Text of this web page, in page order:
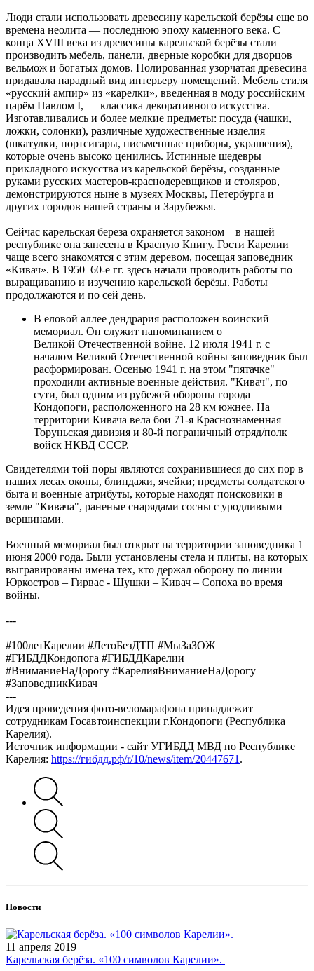
Люди стали использовать древесину карельской берёзы еще во
времена неолита — последнюю эпоху каменного века. С
конца ХVIII века из древесины карельской берёзы стали
производить мебель, панели, дверные коробки для дворцов
вельмож и богатых домов. Полированная узорчатая древесина
придавала парадный вид интерьеру помещений. Мебель стиля
«русский ампир» из «карелки», введенная в моду российским
царём Павлом I, — классика декоративного искусства.
Изготавливались и более мелкие предметы: посуда (чашки,
ложки, солонки), различные художественные изделия
(шкатулки, портсигары, письменные приборы, украшения),
которые очень высоко ценились. Истинные шедевры
прикладного искусства из карельской берёзы, созданные
руками русских мастеров-краснодеревщиков и столяров,
демонстрируются ныне в музеях Москвы, Петербурга и
других городов нашей страны и Зарубежья.
Сейчас карельская береза охраняется законом – в нашей
республике она занесена в Красную Книгу. Гости Карелии
чаще всего знакомятся с этим деревом, посещая заповедник
«Кивач». В 1950–60-е гг. здесь начали проводить работы по
выращиванию и изучению карельской берёзы. Работы
продолжаются и по сей день.
В еловой аллее дендрария расположен воинский
мемориал. Он служит напоминанием о
Великой Отечественной войне. 12 июля 1941 г. с
началом Великой Отечественной войны заповедник был
расформирован. Осенью 1941 г. на этом "пятачке"
проходили активные военные действия. "Кивач", по
сути, был одним из рубежей обороны города
Кондопоги, расположенного на 28 км южнее. На
территории Кивача вела бои 71-я Краснознаменная
Торуньская дивизия и 80-й пограничный отряд/полк
войск НКВД СССР.
Свидетелями той поры являются сохранившиеся до сих пор в
наших лесах окопы, блиндажи, ячейки; предметы солдатского
быта и военные атрибуты, которые находят поисковики в
земле "Кивача", раненые снарядами сосны с уродливыми
вершинами.
Военный мемориал был открыт на территории заповедника 1
июня 2000 года. Были установлены стела и плиты, на которых
выгравированы имена тех, кто держал оборону по линии
Юркостров – Гирвас - Шушки – Кивач – Сопоха во время
войны.
---
#100летКарелии #ЛетоБезДТП #МыЗаЗОЖ
#ГИБДДКондопога #ГИБДДКарелии
#ВниманиеНаДорогу #КарелияВниманиеНаДорогу
#ЗаповедникКивач
---
Идея проведения фото-веломарафона принадлежит
сотрудникам Госавтоинспекции г.Кондопоги (Республика
Карелия).
Источник информации - сайт УГИБДД МВД по Республике
Карелия: https://гибдд.рф/r/10/news/item/20447671 .
Новости
11 апреля 2019
Карельская берёза. «100 символов Карелии».